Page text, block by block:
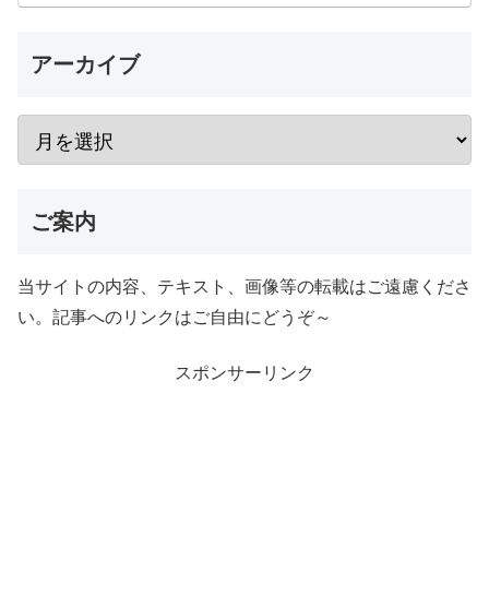
アーカイブ
ご案内
当サイトの内容、テキスト、画像等の転載はご遠慮くださ
い。記事へのリンクはご自由にどうぞ～
スポンサーリンク